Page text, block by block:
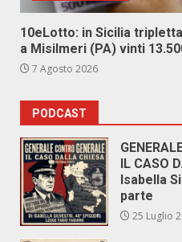
10eLotto: in Sicilia
a Misilmeri (PA) vinti
7 Agosto 2026
PODCAST
IL CASO
Isabella
parte
25 Luglio